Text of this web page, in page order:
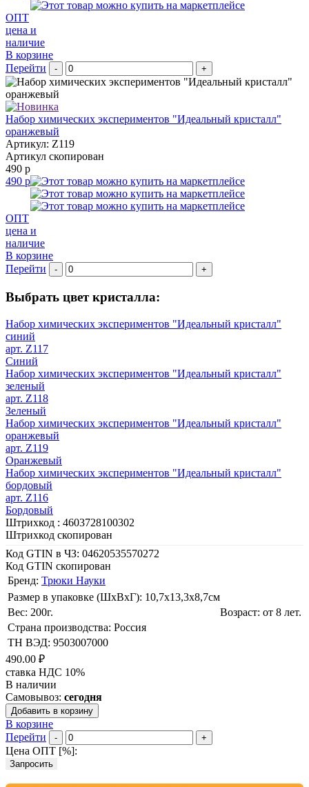
ОПТ
цена и
наличие
В корзине
Перейти
- +
Набор химических экспериментов "Идеальный кристалл"
оранжевый
Артикул: Z119
Артикул скопирован
490 р
490 р
ОПТ
цена и
наличие
В корзине
Перейти
- +
Выбрать цвет кристалла:
Набор химических экспериментов "Идеальный кристалл"
синий
арт. Z117
Синий
Набор химических экспериментов "Идеальный кристалл"
зеленый
арт. Z118
Зеленый
Набор химических экспериментов "Идеальный кристалл"
оранжевый
арт. Z119
Оранжевый
Набор химических экспериментов "Идеальный кристалл"
бордовый
арт. Z116
Бордовый
Штрихкод : 4603728100302
Штрихкод скопирован
Код GTIN в ЧЗ: 04620535570272
Код GTIN скопирован
Бренд: Трюки Науки
Размер в упаковке (ШхВxГ): 10,7х13,3х8,7cм
Вес: 200г.
Возраст: от 8 лет.
Страна производства: Россия
ТН ВЭД: 9503007000
490.00 ₽
ставка НДС 10%
В наличии
Самовывоз: сегодня
Добавить в корзину
В корзине
Перейти
- +
Цена ОПТ [%]:
Запросить